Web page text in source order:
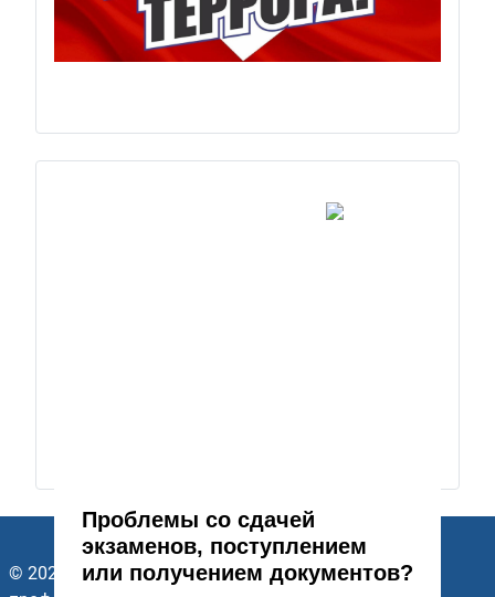
Проблемы со сдачей
экзаменов, поступлением
или получением документов?
© 2026 ГАПОУ Стерлитамакский многопрофильный